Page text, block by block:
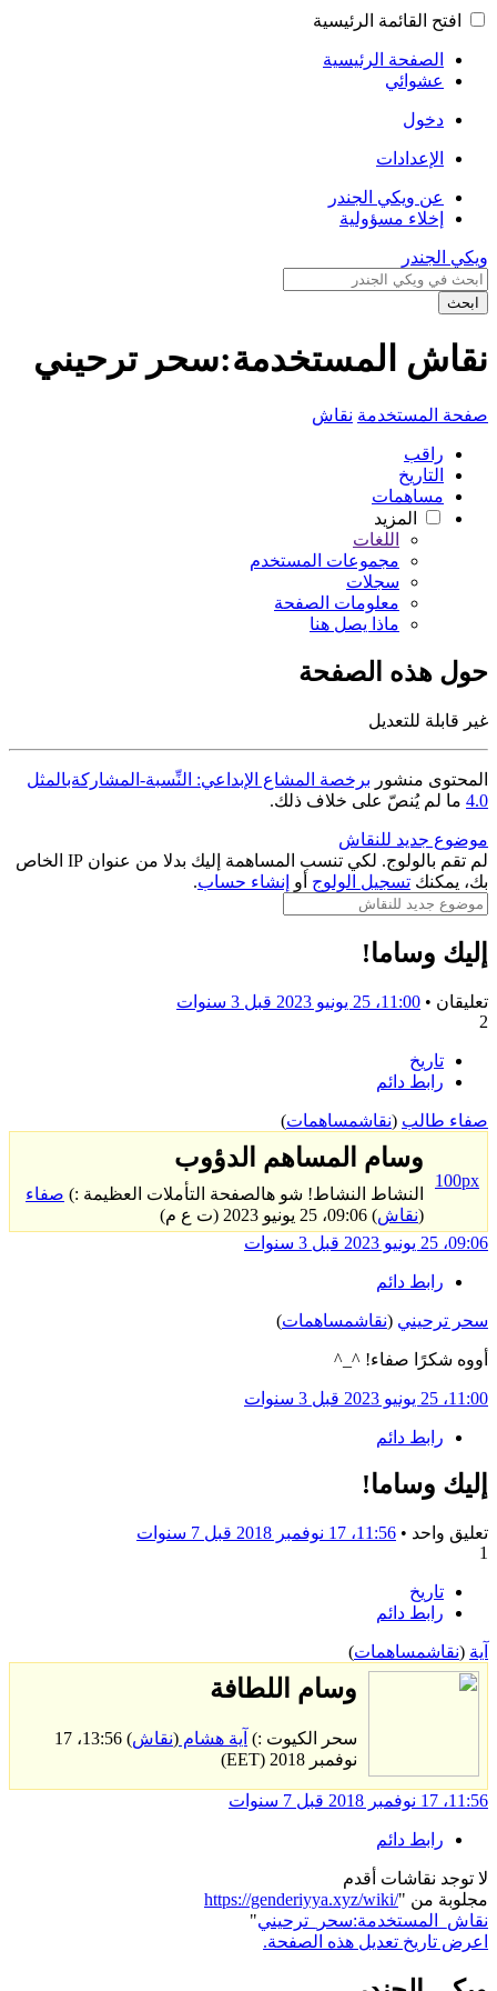
افتح القائمة الرئيسية
الصفحة الرئيسية
عشوائي
دخول
الإعدادات
عن ويكي الجندر
إخلاء مسؤولية
ويكي الجندر
ابحث
نقاش المستخدمة:سحر ترحيني
صفحة المستخدمة نقاش
راقب
التاريخ
مساهمات
المزيد
اللغات
مجموعات المستخدم
سجلات
معلومات الصفحة
ماذا يصل هنا
حول هذه الصفحة
غير قابلة للتعديل
المحتوى منشور برخصة المشاع الإبداعي: النِّسبة-المشاركةبالمثل
4.0 ما لم يُنصّ على خلاف ذلك.
موضوع جديد للنقاش
لم تقم بالولوج. لكي تنسب المساهمة إليك بدلا من عنوان IP الخاص
بك، يمكنك تسجيل الولوج أو إنشاء حساب.
إليك وساما!
تعليقان • 11:00، 25 يونيو 2023
قبل 3 سنوات
2
تاريخ
رابط دائم
صفاء طالب (نقاشمساهمات)
100px
وسام المساهم الدؤوب
النشاط النشاط! شو هالصفحة التأملات العظيمة :) صفاء
(نقاش) 09:06، 25 يونيو 2023 (ت ع م)
09:06، 25 يونيو 2023
قبل 3 سنوات
رابط دائم
سحر ترحيني (نقاشمساهمات)
أووه شكرًا صفاء! ^_^
11:00، 25 يونيو 2023 قبل 3 سنوات
رابط دائم
إليك وساما!
تعليق واحد • 11:56، 17 نوفمبر 2018
قبل 7 سنوات
1
تاريخ
رابط دائم
آية (نقاشمساهمات)
وسام اللطافة
سحر الكيوت :) آية هشام (نقاش
) 13:56، 17
نوفمبر 2018 (EET)
11:56، 17 نوفمبر 2018 قبل 7 سنوات
رابط دائم
لا توجد نقاشات أقدم
مجلوبة من "https://genderiyya.xyz/wiki/
نقاش_المستخدمة:سحر_ترحيني"
اعرض تاريخ تعديل هذه الصفحة.